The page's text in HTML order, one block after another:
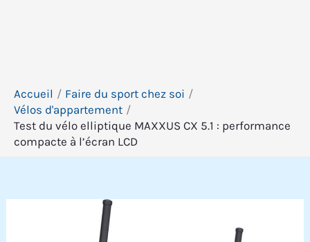
Accueil
Faire du sport chez soi
Vélos d'appartement
Test du vélo elliptique MAXXUS CX 5.1 : performance
compacte à l’écran LCD